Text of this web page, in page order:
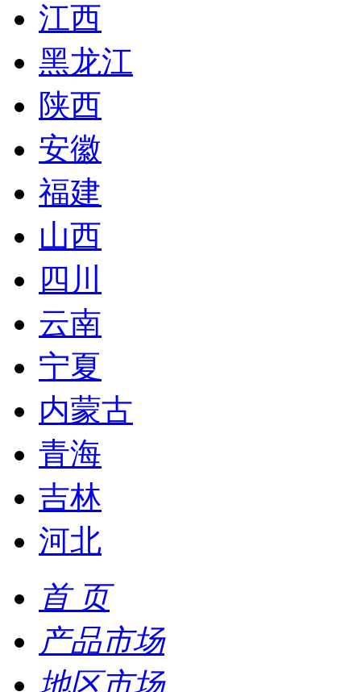
江西
黑龙江
陕西
安徽
福建
山西
四川
云南
宁夏
内蒙古
青海
吉林
河北
首 页
产品市场
地区市场